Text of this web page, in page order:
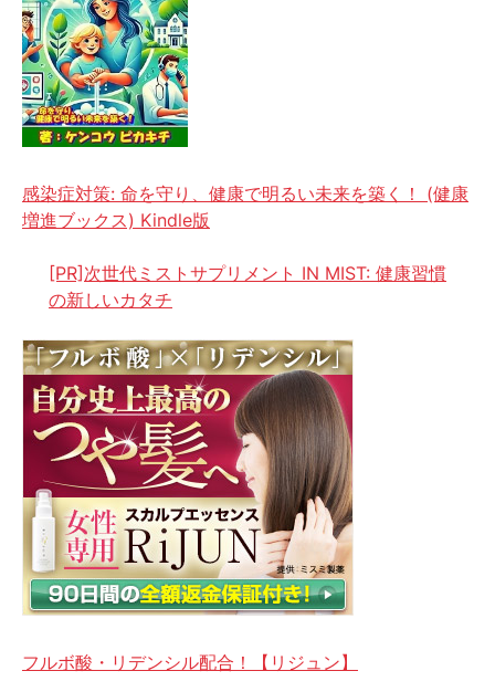
感染症対策: 命を守り、健康で明るい未来を築く！ (健康
増進ブックス) Kindle版
[PR]次世代ミストサプリメント IN MIST: 健康習慣
の新しいカタチ
フルボ酸・リデンシル配合！【リジュン】